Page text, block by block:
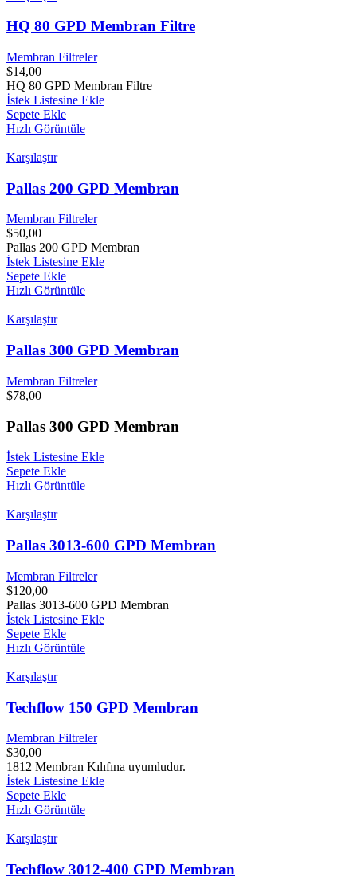
HQ 80 GPD Membran Filtre
Membran Filtreler
$14,00
HQ 80 GPD Membran Filtre
İstek Listesine Ekle
Sepete Ekle
Hızlı Görüntüle
Karşılaştır
Pallas 200 GPD Membran
Membran Filtreler
$50,00
Pallas 200 GPD Membran
İstek Listesine Ekle
Sepete Ekle
Hızlı Görüntüle
Karşılaştır
Pallas 300 GPD Membran
Membran Filtreler
$78,00
Pallas 300 GPD Membran
İstek Listesine Ekle
Sepete Ekle
Hızlı Görüntüle
Karşılaştır
Pallas 3013-600 GPD Membran
Membran Filtreler
$120,00
Pallas 3013-600 GPD Membran
İstek Listesine Ekle
Sepete Ekle
Hızlı Görüntüle
Karşılaştır
Techflow 150 GPD Membran
Membran Filtreler
$30,00
1812 Membran Kılıfına uyumludur.
İstek Listesine Ekle
Sepete Ekle
Hızlı Görüntüle
Karşılaştır
Techflow 3012-400 GPD Membran